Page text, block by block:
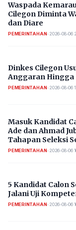
Waspada
Cilegon Diminta
dan Diare
PEMERINTAHAN• 2026-08-06
Dinkes Cilegon
Anggaran Hingga
PEMERINTAHAN• 2026-08-06
Masuk Kandidat
Ade dan Ahmad
Tahapan Seleksi
PEMERINTAHAN• 2026-08-06
5 Kandidat Calon
Jalani Uji
PEMERINTAHAN• 2026-08-06